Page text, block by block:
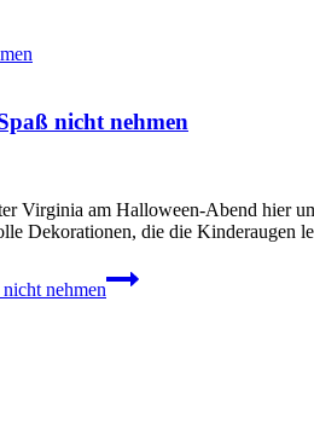
nicht nehmen
am Halloween-Abend hier
Dekorationen, die die Kinderaugen
nehmen